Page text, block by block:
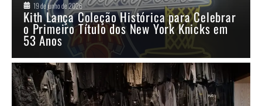
19 de junho de 2026
Kith Lança Coleção Histórica para Celebrar
o Primeiro Título dos New York Knicks em
53 Anos